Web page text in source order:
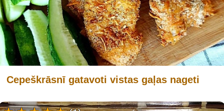
Cepeškrāsnī gatavoti vistas gaļas nageti